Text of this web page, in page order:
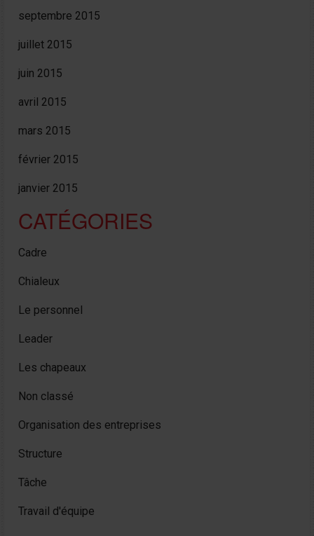
septembre 2015
juillet 2015
juin 2015
avril 2015
mars 2015
février 2015
janvier 2015
CATÉGORIES
Cadre
Chialeux
Le personnel
Leader
Les chapeaux
Non classé
Organisation des entreprises
Structure
Tâche
Travail d'équipe